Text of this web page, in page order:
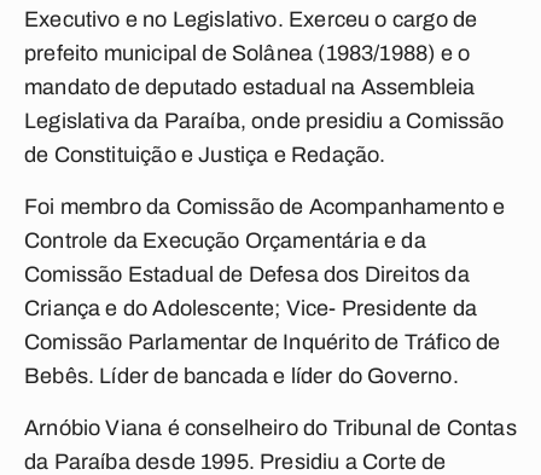
Executivo e no Legislativo. Exerceu o cargo de
prefeito municipal de Solânea (1983/1988) e o
mandato de deputado estadual na Assembleia
Legislativa da Paraíba, onde presidiu a Comissão
de Constituição e Justiça e Redação.
Foi membro da Comissão de Acompanhamento e
Controle da Execução Orçamentária e da
Comissão Estadual de Defesa dos Direitos da
Criança e do Adolescente; Vice- Presidente da
Comissão Parlamentar de Inquérito de Tráfico de
Bebês. Líder de bancada e líder do Governo.
Arnóbio Viana é conselheiro do Tribunal de Contas
da Paraíba desde 1995. Presidiu a Corte de